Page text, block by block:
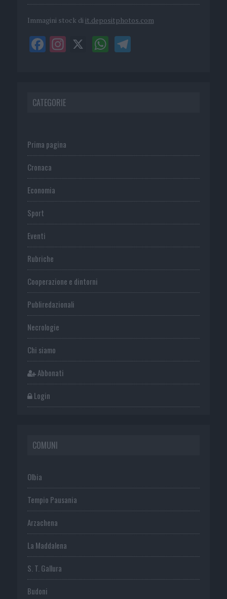
Immagini stock di it.depositphotos.com
CATEGORIE
Prima pagina
Cronaca
Economia
Sport
Eventi
Rubriche
Cooperazione e dintorni
Publiredazionali
Necrologie
Chi siamo
Abbonati
Login
COMUNI
Olbia
Tempio Pausania
Arzachena
La Maddalena
S. T. Gallura
Budoni